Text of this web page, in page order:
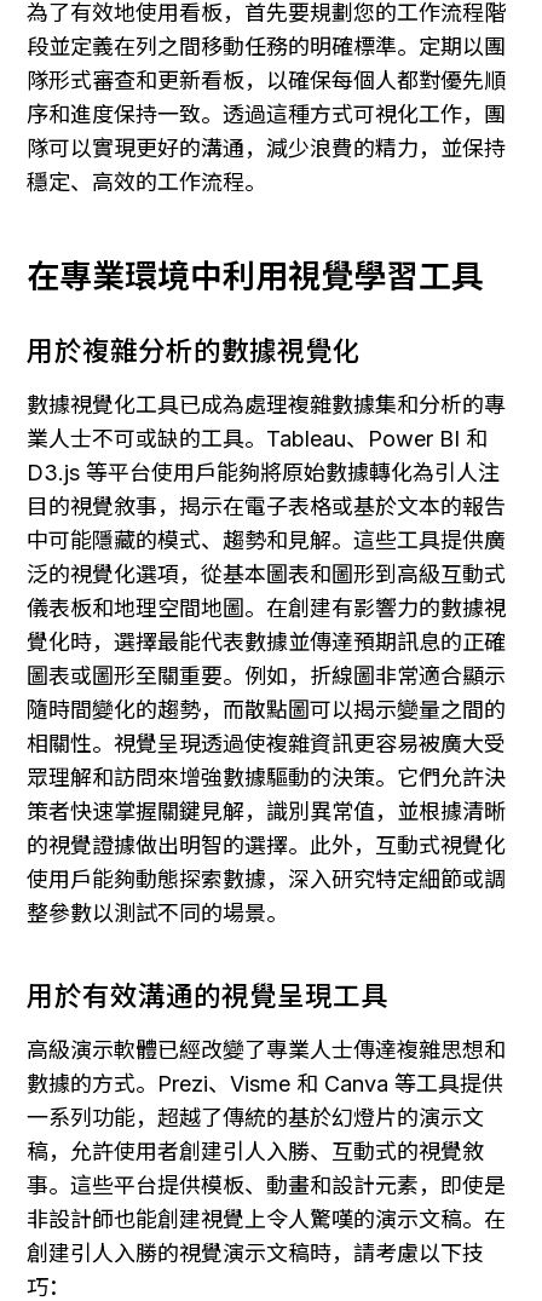
為了有效地使用看板，首先要規劃您的工作流程階
段並定義在列之間移動任務的明確標準。定期以團
隊形式審查和更新看板，以確保每個人都對優先順
序和進度保持一致。透過這種方式可視化工作，團
隊可以實現更好的溝通，減少浪費的精力，並保持
穩定、高效的工作流程。
在專業環境中利用視覺學習工具
用於複雜分析的數據視覺化
數據視覺化工具已成為處理複雜數據集和分析的專
業人士不可或缺的工具。Tableau、Power BI 和
D3.js 等平台使用戶能夠將原始數據轉化為引人注
目的視覺敘事，揭示在電子表格或基於文本的報告
中可能隱藏的模式、趨勢和見解。這些工具提供廣
泛的視覺化選項，從基本圖表和圖形到高級互動式
儀表板和地理空間地圖。在創建有影響力的數據視
覺化時，選擇最能代表數據並傳達預期訊息的正確
圖表或圖形至關重要。例如，折線圖非常適合顯示
隨時間變化的趨勢，而散點圖可以揭示變量之間的
相關性。視覺呈現透過使複雜資訊更容易被廣大受
眾理解和訪問來增強數據驅動的決策。它們允許決
策者快速掌握關鍵見解，識別異常值，並根據清晰
的視覺證據做出明智的選擇。此外，互動式視覺化
使用戶能夠動態探索數據，深入研究特定細節或調
整參數以測試不同的場景。
用於有效溝通的視覺呈現工具
高級演示軟體已經改變了專業人士傳達複雜思想和
數據的方式。Prezi、Visme 和 Canva 等工具提供
一系列功能，超越了傳統的基於幻燈片的演示文
稿，允許使用者創建引人入勝、互動式的視覺敘
事。這些平台提供模板、動畫和設計元素，即使是
非設計師也能創建視覺上令人驚嘆的演示文稿。在
創建引人入勝的視覺演示文稿時，請考慮以下技
巧：